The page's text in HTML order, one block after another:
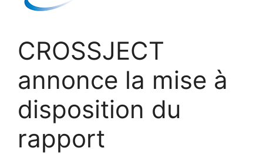
CROSSJECT
annonce la mise à
disposition du
rapport